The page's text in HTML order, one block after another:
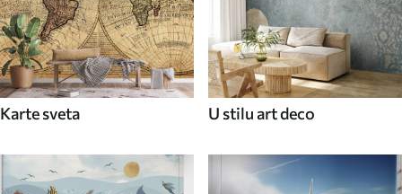
Karte sveta U stilu art deco